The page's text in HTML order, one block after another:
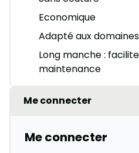
Economique
Adapté aux
Long manche :
maintenance
Me connecter
Me connecter